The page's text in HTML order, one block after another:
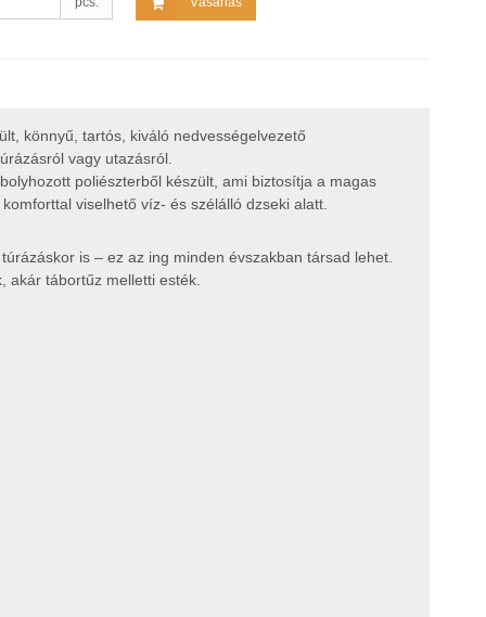
könnyű, tartós, kiváló nedvességelvezető
vagy utazásról.
poliészterből készült, ami biztosítja a magas
viselhető víz- és szélálló dzseki alatt.
is – ez az ing minden évszakban társad lehet.
akár tábortűz melletti esték.